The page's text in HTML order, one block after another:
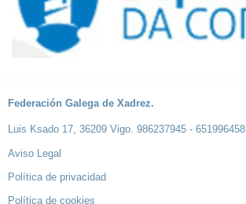
Federación Galega de Xadrez.
Luis Ksado 17, 36209 Vigo. 986237945 - 651996458
Aviso Legal
Política de privacidad
Política de cookies